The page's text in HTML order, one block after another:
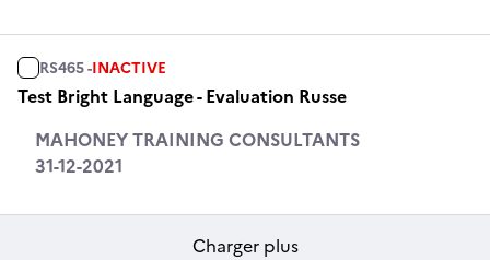
RS465 -INACTIVE
Test Bright Language - Evaluation Russe
MAHONEY TRAINING CONSULTANTS
31-12-2021
Charger plus